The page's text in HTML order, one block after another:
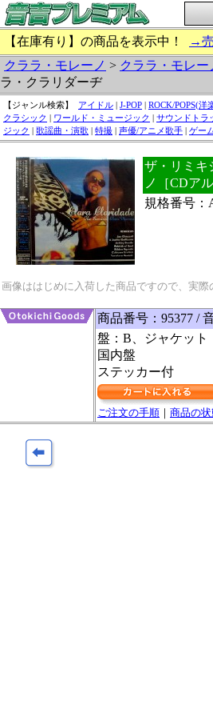
【在庫有り】の商品を表示中！
→
クララ・モレーノ > クララ・モレー
ラ・クラリダーヂ
【ジャンル検索】 アイドル | J-POP | ROCK/POPS(洋
クラシック | ワールド・ミュージック | サウンドトラ
ジック | 歌謡曲・演歌 | 特撮 | 声優/アニメ歌手 | ゲー
ザ・リミキ
ノ［CDア
規格番号：
画像ははじめに入荷した商品ですので、実
商品番号：95377 /
盤：B、ジャケッ
国内盤
ステッカー付
ご注文の手順 ｜ 商品の